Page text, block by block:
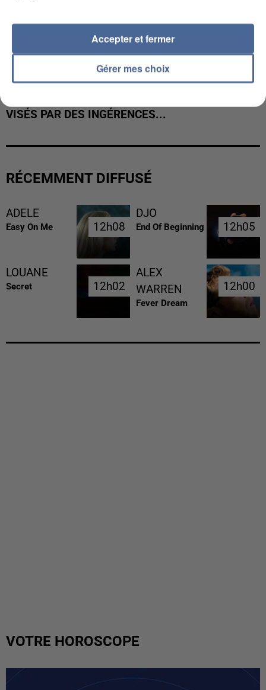
GABRIEL ATTAL ET RAPHAËL GLUCKSMANN
VISÉS PAR DES INGÉRENCES...
RÉCEMMENT DIFFUSÉ
ADELE
Easy On Me 12h08
12h08
DJO
End Of Beginning 12h05
12h05
LOUANE
Secret 12h02
12h02
ALEX
WARREN
Fever Dream
12h00
12h00
VOTRE HOROSCOPE
Gérer mes choix
Accepter et fermer